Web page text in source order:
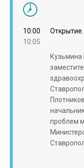
10:00
10:05
проблем